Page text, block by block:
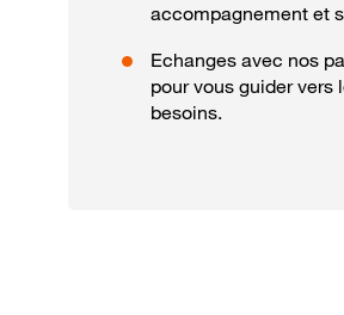
accompagnement et
Echanges avec nos
pour vous guider vers
besoins.